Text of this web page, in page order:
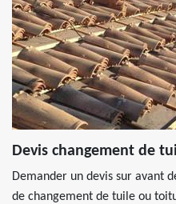
Devis changement de
Demander un devis sur avant
de changement de tuile ou